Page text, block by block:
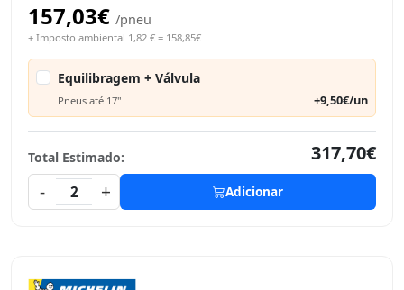
157,03€ /pneu
+ Imposto ambiental 1,82 € = 158,85€
Equilibragem + Válvula
Pneus até 17" +9,50€/un
Total Estimado:
317,70€
-
2 + Adicionar